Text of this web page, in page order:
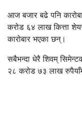
आज बजार बढे पनि
करोड ६४ लाख कित्ता
कारोबार भएका छन्।
सबैभन्दा धेरै शिवम्
२८ करोड ७३ लाख